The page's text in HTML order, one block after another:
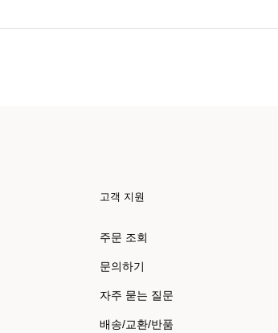
고객 지원
주문 조회
문의하기
자주 묻는 질문
배송/교환/반품